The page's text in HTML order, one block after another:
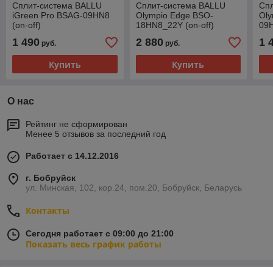
Сплит-система BALLU
iGreen Pro BSAG-09HN8
(on-off)
1 490 руб.
Купить
Сплит-система BALLU
Olympio Edge BSO-
18HN8_22Y (on-off)
2 880руб.
Купить
1
О нас
Рейтинг не сформирован
Менее 5 отзывов за последний год
Работает с 14.12.2016
г. Бобруйск
ул. Минская, 102, кор.24, пом.20, Бобруйск, Беларусь
Контакты
Сегодня работает с 09:00 до 21:00
Показать весь график работы